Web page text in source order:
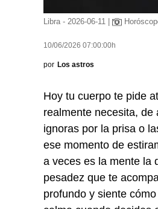
Libra - 2026-06-11 |
10/06/2026 07:00:00h
por Los astros
Hoy tu cuerpo te pide
realmente necesita,
ignoras por la prisa o
ese momento de
a veces es la mente la
pesadez que te
profundo y siente